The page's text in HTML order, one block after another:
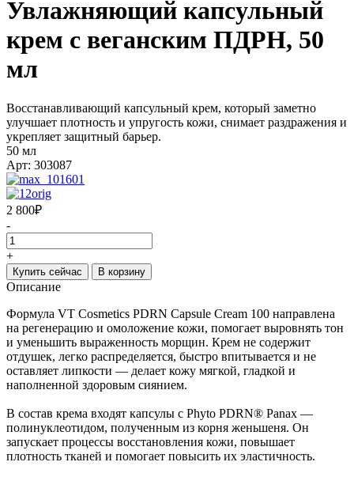
Увлажняющий капсульный
крем с веганским ПДРН, 50
мл
Восстанавливающий капсульный крем, который заметно
улучшает плотность и упругость кожи, снимает раздражения и
укрепляет защитный барьер.
50 мл
Арт: 303087
2 800₽
-
+
Купить сейчас В корзину
Описание
Формула VT Cosmetics PDRN Capsule Cream 100 направлена
на регенерацию и омоложение кожи, помогает выровнять тон
и уменьшить выраженность морщин. Крем не содержит
отдушек, легко распределяется, быстро впитывается и не
оставляет липкости — делает кожу мягкой, гладкой и
наполненной здоровым сиянием.
В состав крема входят капсулы с Phyto PDRN® Panax —
полинуклеотидом, полученным из корня женьшеня. Он
запускает процессы восстановления кожи, повышает
плотность тканей и помогает повысить их эластичность.